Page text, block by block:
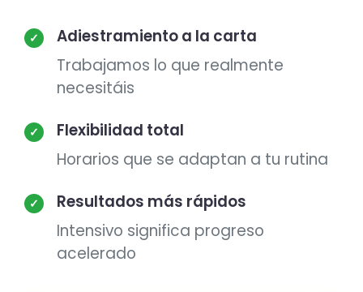
✓
Adiestramiento a la carta
Trabajamos lo que realmente
necesitáis
✓
Flexibilidad total
Horarios que se adaptan a tu rutina
✓
Resultados más rápidos
Intensivo significa progreso
acelerado